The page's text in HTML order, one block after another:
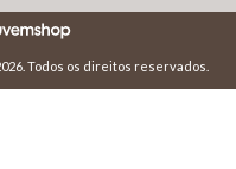
Todos os direitos reservados.